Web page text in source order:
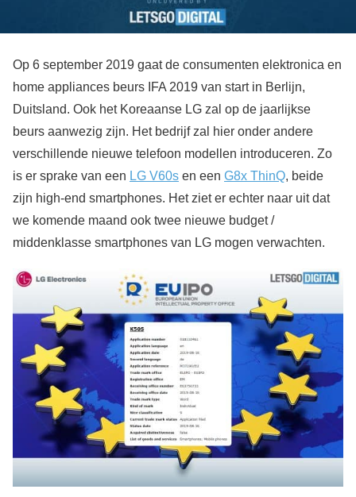
Op 6 september 2019 gaat de consumenten elektronica en
home appliances beurs IFA 2019 van start in Berlijn,
Duitsland. Ook het Koreaanse LG zal op de jaarlijkse
beurs aanwezig zijn. Het bedrijf zal hier onder andere
verschillende nieuwe telefoon modellen introduceren. Zo
is er sprake van een LG V60s en een G8x ThinQ, beide
zijn high-end smartphones. Het ziet er echter naar uit dat
we komende maand ook twee nieuwe budget /
middenklasse smartphones van LG mogen verwachten.